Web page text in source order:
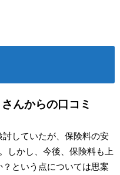
んからの口コミ
していたが、保険料の安
しかし、今後、保険料も上
という点については思案